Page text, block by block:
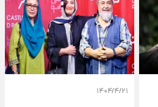
۱۴۰۴/۴/۲۱